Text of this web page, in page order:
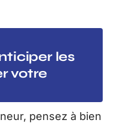
les
votre
pensez à bien